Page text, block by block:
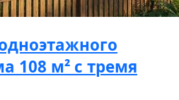
108 м² с тремя